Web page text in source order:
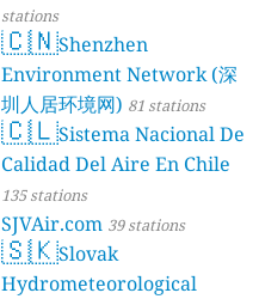
stations
🇨🇳Shenzhen
Environment Network (深
圳人居环境网) 81 stations
🇨🇱Sistema Nacional De
Calidad Del Aire En Chile
135 stations
SJVAir.com 39 stations
🇸🇰Slovak
Hydrometeorological